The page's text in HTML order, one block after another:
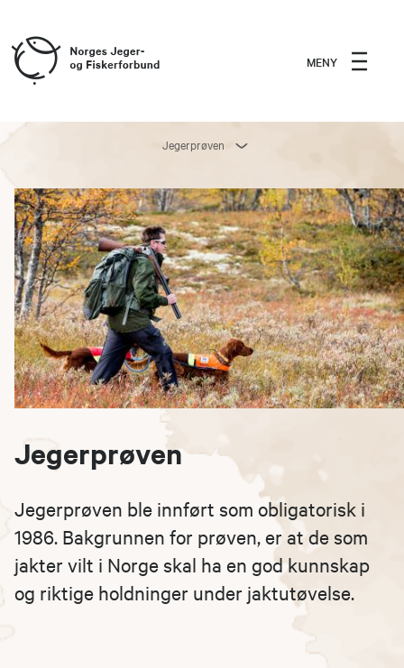
MENY
Jegerprøven
Jegerprøven
Jegerprøven ble innført som obligatorisk i
1986. Bakgrunnen for prøven, er at de som
jakter vilt i Norge skal ha en god kunnskap
og riktige holdninger under jaktutøvelse.